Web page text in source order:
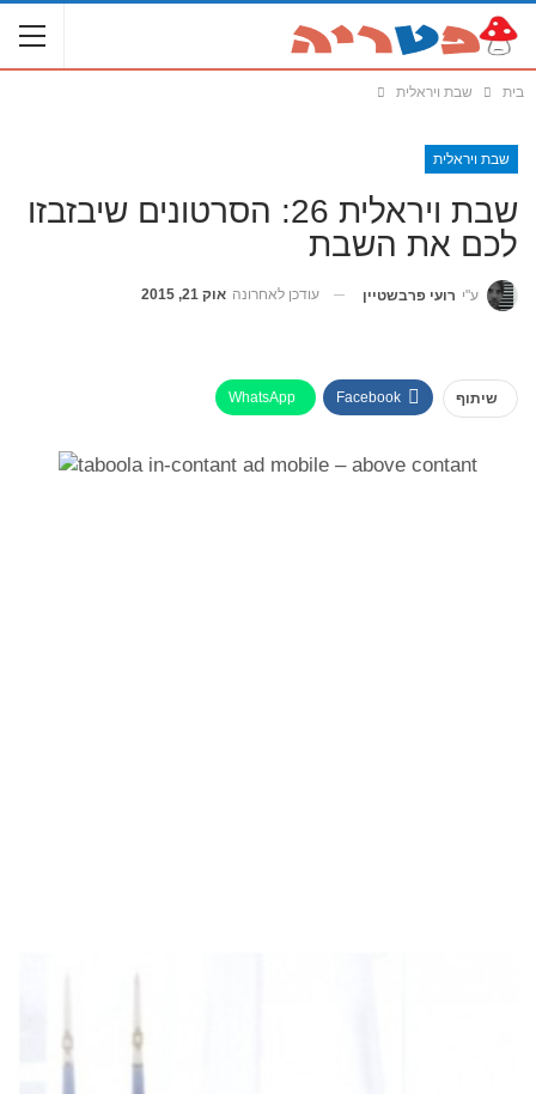
בית שבת ויראלית
שבת ויראלית
שבת ויראלית 26: הסרטונים שיבזבזו
לכם את השבת
ע"י רועי פרבשטיין עודכן לאחרונה אוק 21, 2015
שיתוף Facebook
WhatsApp